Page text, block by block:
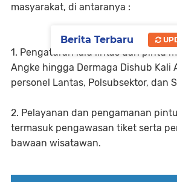
masyarakat, di antaranya :
1. Pengaturan lalu lintas dari pintu
Angke hingga Dermaga Dishub Kali
personel Lantas, Polsubsektor, dan
2. Pelayanan dan pengamanan
termasuk pengawasan tiket serta
bawaan wisatawan.
Berita Terbaru